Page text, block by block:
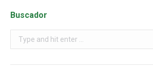
Buscador